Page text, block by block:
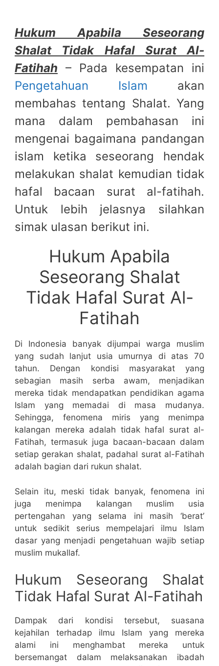
Hukum Apabila Seseorang
Shalat Tidak Hafal Surat Al-
Fatihah – Pada kesempatan ini
Pengetahuan Islam akan
membahas tentang Shalat. Yang
mana dalam pembahasan ini
mengenai bagaimana pandangan
islam ketika seseorang hendak
melakukan shalat kemudian tidak
hafal bacaan surat al-fatihah.
Untuk lebih jelasnya silahkan
simak ulasan berikut ini.
Hukum Apabila
Seseorang Shalat
Tidak Hafal Surat Al-
Fatihah
Di Indonesia banyak dijumpai warga muslim
yang sudah lanjut usia umurnya di atas 70
tahun. Dengan kondisi masyarakat yang
sebagian masih serba awam, menjadikan
mereka tidak mendapatkan pendidikan agama
Islam yang memadai di masa mudanya.
Sehingga, fenomena miris yang menimpa
kalangan mereka adalah tidak hafal surat al-
Fatihah, termasuk juga bacaan-bacaan dalam
setiap gerakan shalat, padahal surat al-Fatihah
adalah bagian dari rukun shalat.
Selain itu, meski tidak banyak, fenomena ini
juga menimpa kalangan muslim usia
pertengahan yang selama ini masih ‘berat’
untuk sedikit serius mempelajari ilmu Islam
dasar yang menjadi pengetahuan wajib setiap
muslim mukallaf.
Hukum Seseorang Shalat
Tidak Hafal Surat Al-Fatihah
Dampak dari kondisi tersebut, suasana
kejahilan terhadap ilmu Islam yang mereka
alami ini menghambat mereka untuk
bersemangat dalam melaksanakan ibadah